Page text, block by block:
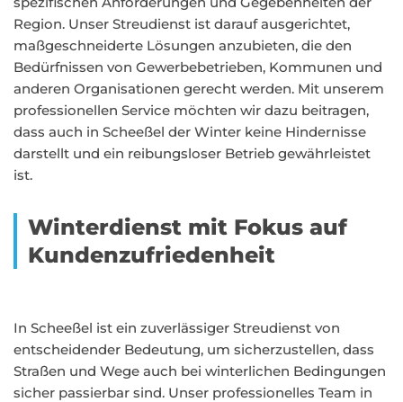
Region. Unser Streudienst ist darauf ausgerichtet,
maßgeschneiderte Lösungen anzubieten, die den
Bedürfnissen von Gewerbebetrieben, Kommunen und
anderen Organisationen gerecht werden. Mit unserem
professionellen Service möchten wir dazu beitragen,
dass auch in Scheeßel der Winter keine Hindernisse
darstellt und ein reibungsloser Betrieb gewährleistet
ist.
Winterdienst mit Fokus auf
Kundenzufriedenheit
In Scheeßel ist ein zuverlässiger Streudienst von
entscheidender Bedeutung, um sicherzustellen, dass
Straßen und Wege auch bei winterlichen Bedingungen
sicher passierbar sind. Unser professionelles Team in